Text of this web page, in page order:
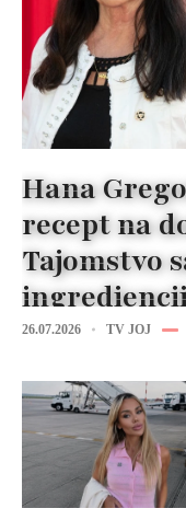
Hana
recept na
Tajomstvo
26.07.2026 TV JOJ